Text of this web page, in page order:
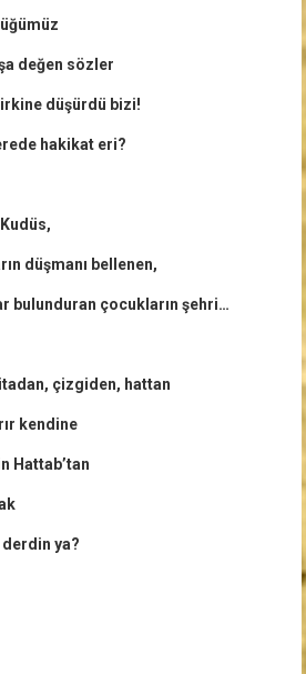
değen sözler
düşürdü bizi!
hakikat eri?
düşmanı bellenen,
bulunduran çocukların şehri…
çizgiden, hattan
kendine
Hattab’tan
ya?